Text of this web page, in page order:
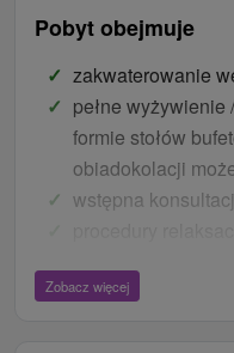
Pobyt obejmuje
zakwaterowanie
pełne
formie stołów
obiadokolacji
wstępna
grota solna
Zobacz więcej